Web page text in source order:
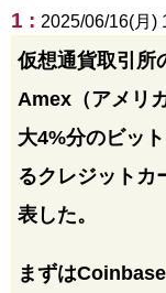
1 : 2025/06/16(月)
仮想通貨取引所
Amex（アメリ
大4%分のビッ
るクレジット
表した。
まずは